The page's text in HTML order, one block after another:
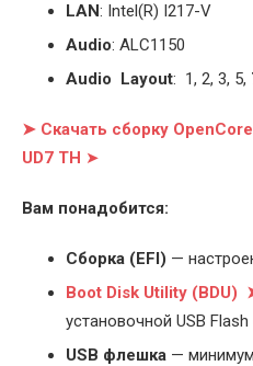
LAN: Intel(R) I217-V
Audio: ALC1150
Audio Layout: 1, 2, 3, 5,
➤ Скачать сборку
UD7 TH ➤
Вам понадобится:
Cборка (EFI) —
Boot Disk Utility (BDU)
установочной USB
USB флешка —